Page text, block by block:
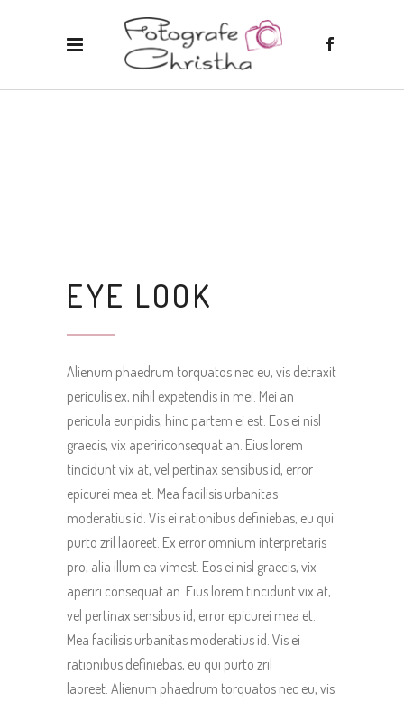
EYE LOOK
Alienum phaedrum torquatos nec eu, vis detraxit
periculis ex, nihil expetendis in mei. Mei an
pericula euripidis, hinc partem ei est. Eos ei nisl
graecis, vix apeririconsequat an. Eius lorem
tincidunt vix at, vel pertinax sensibus id, error
epicurei mea et. Mea facilisis urbanitas
moderatius id. Vis ei rationibus definiebas, eu qui
purto zril laoreet. Ex error omnium interpretaris
pro, alia illum ea vimest. Eos ei nisl graecis, vix
aperiri consequat an. Eius lorem tincidunt vix at,
vel pertinax sensibus id, error epicurei mea et.
Mea facilisis urbanitas moderatius id. Vis ei
rationibus definiebas, eu qui purto zril
laoreet. Alienum phaedrum torquatos nec eu, vis